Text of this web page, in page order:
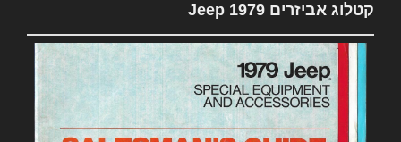
קטלוג אביזרים 1979 Jeep